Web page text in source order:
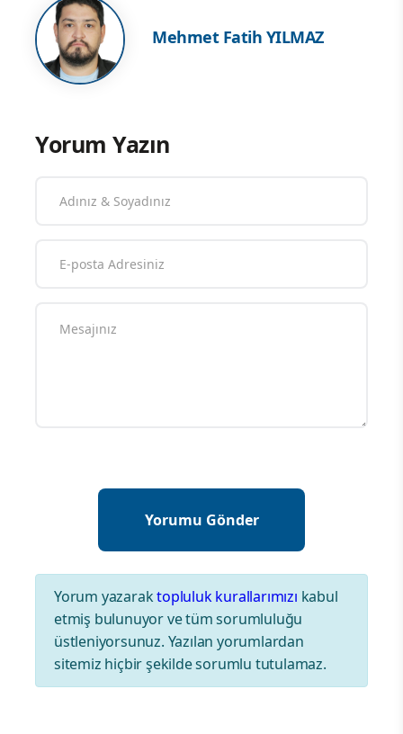
Mehmet Fatih YILMAZ
Yorum Yazın
Yorum yazaraktopluluk kurallarımızı kabul
etmiş bulunuyor ve tüm sorumluluğu
üstleniyorsunuz. Yazılan yorumlardan
sitemiz hiçbir şekilde sorumlu tutulamaz.